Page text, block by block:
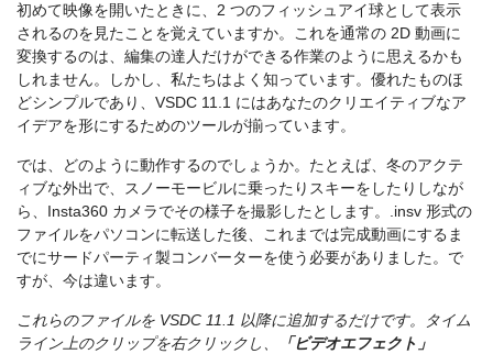
初めて映像を開いたときに、2 つのフィッシュアイ球として表示
されるのを見たことを覚えていますか。これを通常の 2D 動画に
変換するのは、編集の達人だけができる作業のように思えるかも
しれません。しかし、私たちはよく知っています。優れたものほ
どシンプルであり、VSDC 11.1 にはあなたのクリエイティブなア
イデアを形にするためのツールが揃っています。
では、どのように動作するのでしょうか。たとえば、冬のアクテ
ィブな外出で、スノーモービルに乗ったりスキーをしたりしなが
ら、Insta360 カメラでその様子を撮影したとします。.insv 形式の
ファイルをパソコンに転送した後、これまでは完成動画にするま
でにサードパーティ製コンバーターを使う必要がありました。で
すが、今は違います。
これらのファイルを VSDC 11.1 以降に追加するだけです。タイム
ライン上のクリップを右クリックし、
「ビデオエフェクト」